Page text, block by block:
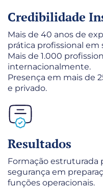
Credibilidade
Mais de 40 anos de
prática profissional em
Mais de 1.000
internacionalmente.
Presença em mais de
e privado.
Resultados
Formação estruturada
segurança em
funções operacionais.